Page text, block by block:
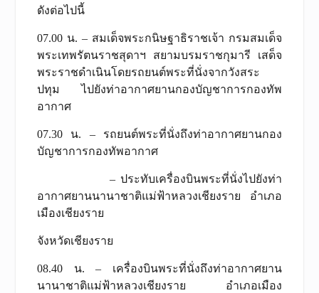
ดังต่อไปนี้
07.00 น. – สมเด็จพระกนิษฐาธิราชเจ้า กรมสมเด็จ
พระเทพรัตนราชสุดาฯ สยามบรมราชกุมารี เสด็จ
พระราชดำเนินโดยรถยนต์พระที่นั่งจากวังสระ
ปทุม ไปยังท่าอากาศยานกองบัญชาการกองทัพ
อากาศ
07.30 น. – รถยนต์พระที่นั่งถึงท่าอากาศยานกอง
บัญชาการกองทัพอากาศ
– ประทับเครื่องบินพระที่นั่งไปยังท่า
อากาศยานนานาชาติแม่ฟ้าหลวงเชียงราย อำเภอ
เมืองเชียงราย
จังหวัดเชียงราย
08.40 น. – เครื่องบินพระที่นั่งถึงท่าอากาศยาน
นานาชาติแม่ฟ้าหลวงเชียงราย อำเภอเมือง